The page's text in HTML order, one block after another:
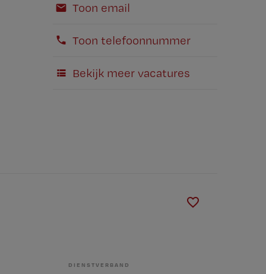
Toon email
Toon telefoonnummer
Bekijk meer vacatures
DIENSTVERBAND